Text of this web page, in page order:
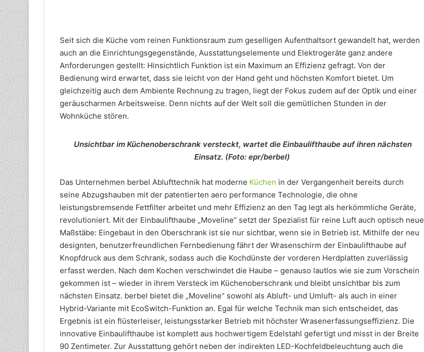
Seit sich die Küche vom reinen Funktionsraum zum geselligen Aufenthaltsort gewandelt hat, werden
auch an die Einrichtungsgegenstände, Ausstattungselemente und Elektrogeräte ganz andere
Anforderungen gestellt: Hinsichtlich Funktion ist ein Maximum an Effizienz gefragt. Von der
Bedienung wird erwartet, dass sie leicht von der Hand geht und höchsten Komfort bietet. Um
gleichzeitig auch dem Ambiente Rechnung zu tragen, liegt der Fokus zudem auf der Optik und einer
geräuscharmen Arbeitsweise. Denn nichts auf der Welt soll die gemütlichen Stunden in der
Wohnküche stören.
Unsichtbar im Küchenoberschrank versteckt, wartet die Einbaulifthaube auf ihren nächsten
Einsatz. (Foto: epr/berbel)
Das Unternehmen berbel Ablufttechnik hat moderne Küchen in der Vergangenheit bereits durch
seine Abzugshauben mit der patentierten aero performance Technologie, die ohne
leistungsbremsende Fettfilter arbeitet und mehr Effizienz an den Tag legt als herkömmliche Geräte,
revolutioniert. Mit der Einbaulifthaube „Moveline“ setzt der Spezialist für reine Luft auch optisch neue
Maßstäbe: Eingebaut in den Oberschrank ist sie nur sichtbar, wenn sie in Betrieb ist. Mithilfe der neu
designten, benutzerfreundlichen Fernbedienung fährt der Wrasenschirm der Einbaulifthaube auf
Knopfdruck aus dem Schrank, sodass auch die Kochdünste der vorderen Herdplatten zuverlässig
erfasst werden. Nach dem Kochen verschwindet die Haube – genauso lautlos wie sie zum Vorschein
gekommen ist – wieder in ihrem Versteck im Küchenoberschrank und bleibt unsichtbar bis zum
nächsten Einsatz. berbel bietet die „Moveline“ sowohl als Abluft- und Umluft- als auch in einer
Hybrid-Variante mit EcoSwitch-Funktion an. Egal für welche Technik man sich entscheidet, das
Ergebnis ist ein flüsterleiser, leistungsstarker Betrieb mit höchster Wrasenerfassungseffizienz. Die
innovative Einbaulifthaube ist komplett aus hochwertigem Edelstahl gefertigt und misst in der Breite
90 Zentimeter. Zur Ausstattung gehört neben der indirekten LED-Kochfeldbeleuchtung auch die